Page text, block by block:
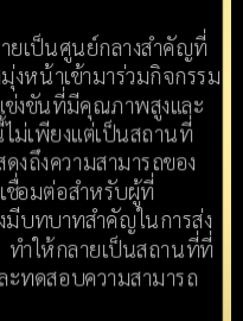
ยเป็นศูนย์กลางสำคัญที่
งหน้าเข้ามาร่วมกิจกรรม
ข่งขันที่มีคุณภาพสูงและ
ม่เพียงแต่เป็นสถานที่
งถึงความสามารถของ
ชื่อมต่อสำหรับผู้ที่
บทบาทสำคัญในการส่ง
ทำให้กลายเป็นสถานที่ที่
ะทดสอบความสามารถ